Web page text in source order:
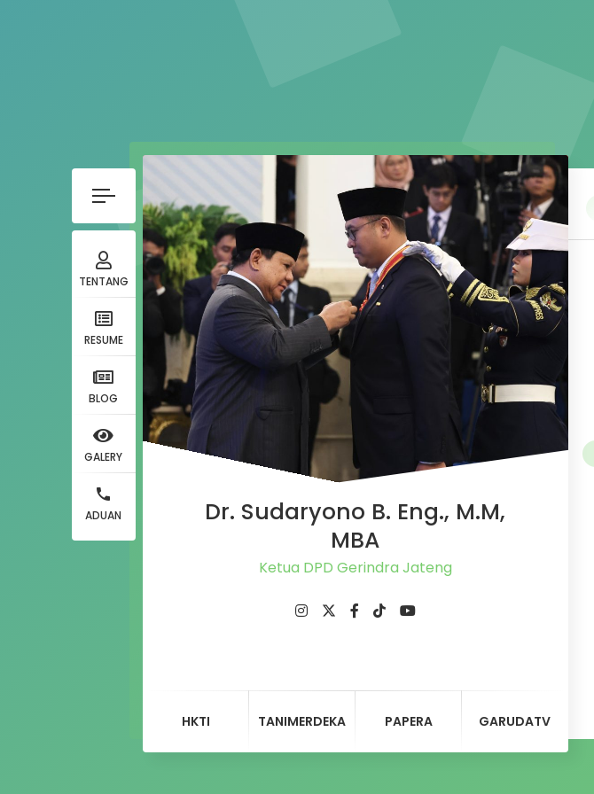
TENTANG
RESUME
BLOG
GALERY
ADUAN
Dr. Sudaryono B. Eng., M.M,
MBA
Ketua DPD Gerindra Jateng
HKTI TANIMERDEKA PAPERA GARUDATV